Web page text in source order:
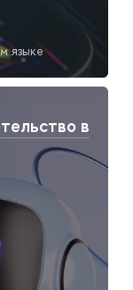
языке
в